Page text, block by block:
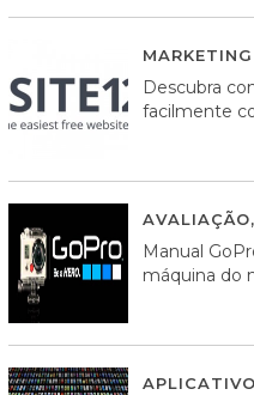
Descubra
facilmente
AVALIAÇÃO,
Manual
máquina do